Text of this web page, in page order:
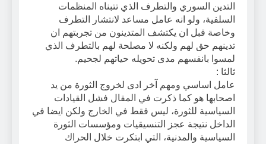
التدين السوري والتطرف الذي تتبناه المنظمات
السلفية، ولو انه عامل مساعد لانتشار التطرف
وخاصة قبل ان يكتشف المتدينون من تجربتهم ان
تدينهم حق لهم ولكنه لا مصلحة لهم بالتطرف الذي
لمسوا بانفسهم مدى تحويله حياتهم لجحيم.
ثالثا :
عامل اساسي ومهم آخر ادى لخروج الثورة من يد
اصحابها هو كما ذكرت في المقال فشل القيادات
السياسية للثورة، ليس فقط في الخارج ولكن ايضا في
الداخل نتيجة عجز التنسيقيات ومؤسسات الثورة
السياسية والمدنية، التي ابتكرت خلال الحراك